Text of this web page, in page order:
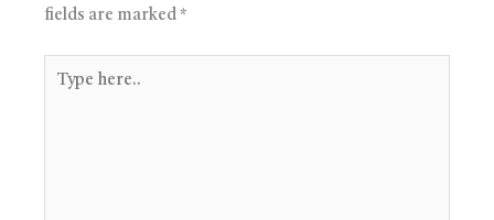
fields are marked *
here..